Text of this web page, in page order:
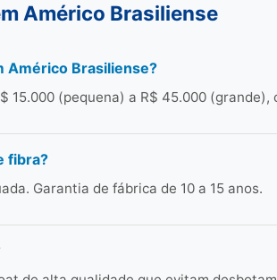
Américo Brasiliense
Américo Brasiliense?
15.000 (pequena) a R$ 45.000
fibra?
Garantia de fábrica de 10 a 15 anos.